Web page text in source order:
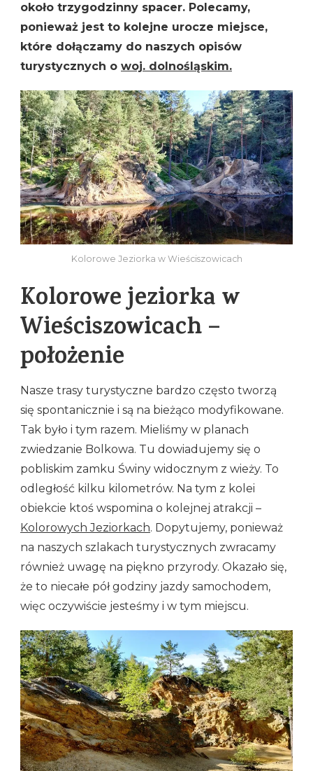
około trzygodzinny spacer. Polecamy,
ponieważ jest to kolejne urocze miejsce,
które dołączamy do naszych opisów
turystycznych o woj. dolnośląskim.
Kolorowe Jeziorka w Wieściszowicach
Kolorowe jeziorka w
Wieściszowicach –
położenie
Nasze trasy turystyczne bardzo często tworzą
się spontanicznie i są na bieżąco modyfikowane.
Tak było i tym razem. Mieliśmy w planach
zwiedzanie Bolkowa. Tu dowiadujemy się o
pobliskim zamku Świny widocznym z wieży. To
odległość kilku kilometrów. Na tym z kolei
obiekcie ktoś wspomina o kolejnej atrakcji –
Kolorowych Jeziorkach. Dopytujemy, ponieważ
na naszych szlakach turystycznych zwracamy
również uwagę na piękno przyrody. Okazało się,
że to niecałe pół godziny jazdy samochodem,
więc oczywiście jesteśmy i w tym miejscu.